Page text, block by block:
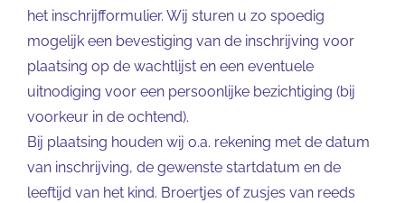
het inschrijfformulier. Wij sturen u zo spoedig
mogelijk een bevestiging van de inschrijving voor
plaatsing op de wachtlijst en een eventuele
uitnodiging voor een persoonlijke bezichtiging (bij
voorkeur in de ochtend).
Bij plaatsing houden wij o.a. rekening met de datum
van inschrijving, de gewenste startdatum en de
leeftijd van het kind. Broertjes of zusjes van reeds